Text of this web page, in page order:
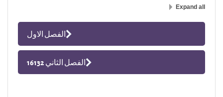
Expand all
الفصل الاول
الفصل الثاني 16132